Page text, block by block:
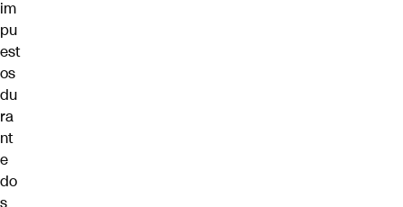
im
pu
est
os
du
ra
nt
e
do
s